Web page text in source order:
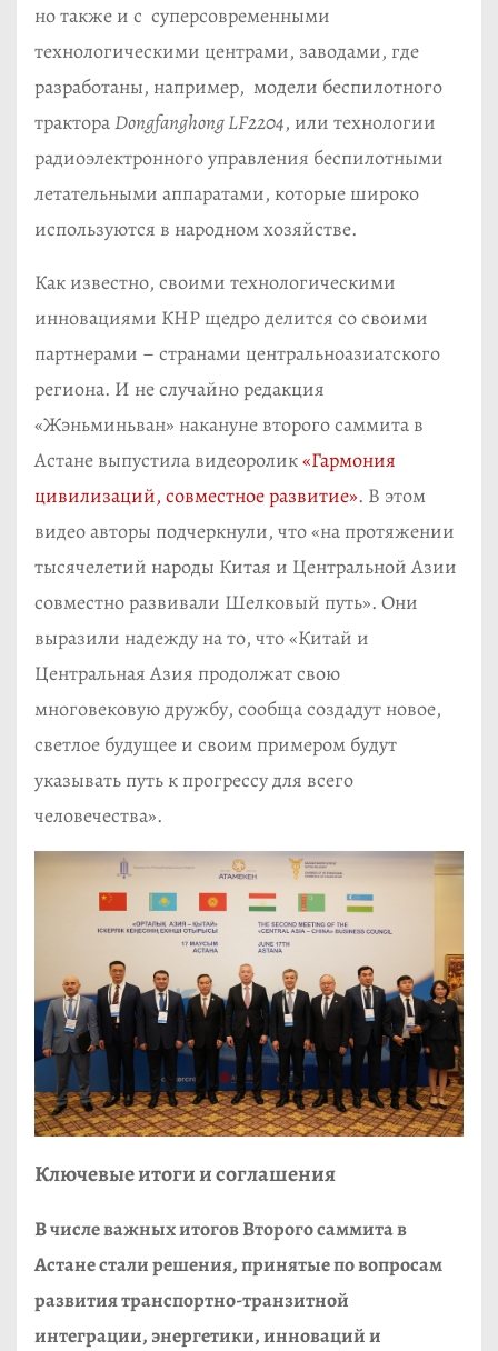
но также и с суперсовременными
технологическими центрами, заводами, где
разработаны, например, модели беспилотного
трактораDongfanghong LF2204, или технологии
радиоэлектронного управления беспилотными
летательными аппаратами, которые широко
используются в народном хозяйстве.
Как известно, своими технологическими
инновациями КНР щедро делится со своими
партнерами – странами центральноазиатского
региона. И не случайно редакция
«Жэньминьван» накануне второго саммита в
Астане выпустила видеоролик«Гармония
цивилизаций, совместное развитие». В этом
видео авторы подчеркнули, что «на протяжении
тысячелетий народы Китая и Центральной Азии
совместно развивали Шелковый путь». Они
выразили надежду на то, что «Китай и
Центральная Азия продолжат свою
многовековую дружбу, сообща создадут новое,
светлое будущее и своим примером будут
указывать путь к прогрессу для всего
человечества».
Ключевые итоги и соглашения
В числе важных итогов Второго саммита в
Астане стали решения, принятые по вопросам
развития транспортно-транзитной
интеграции, энергетики, инноваций и